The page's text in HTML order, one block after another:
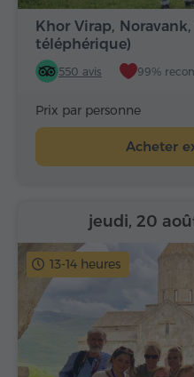
Khor Virap,
téléphérique)
550 avis 99%
Prix par personne
Acheter
13-14 heures
jeudi, 20